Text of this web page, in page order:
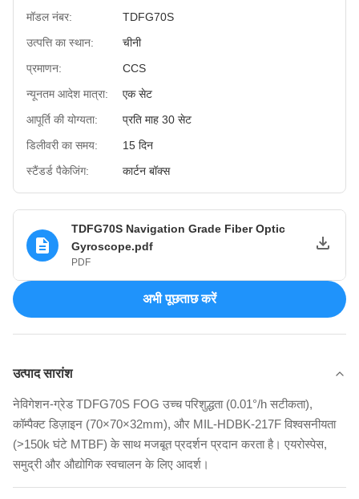
मॉडल नंबर:
TDFG70S
उत्पत्ति का स्थान:
चीनी
प्रमाणन:
CCS
न्यूनतम आदेश मात्रा:
एक सेट
आपूर्ति की योग्यता:
प्रति माह 30 सेट
डिलीवरी का समय:
15 दिन
स्टैंडर्ड पैकेजिंग:
कार्टन बॉक्स
TDFG70S Navigation Grade Fiber Optic
Gyroscope.pdf
PDF
अभी पूछताछ करें
उत्पाद सारांश
नेविगेशन-ग्रेड TDFG70S FOG उच्च परिशुद्धता (0.01°/h सटीकता),
कॉम्पैक्ट डिज़ाइन (70×70×32mm), और MIL-HDBK-217F विश्वसनीयता
(>150k घंटे MTBF) के साथ मजबूत प्रदर्शन प्रदान करता है। एयरोस्पेस,
समुद्री और औद्योगिक स्वचालन के लिए आदर्श।